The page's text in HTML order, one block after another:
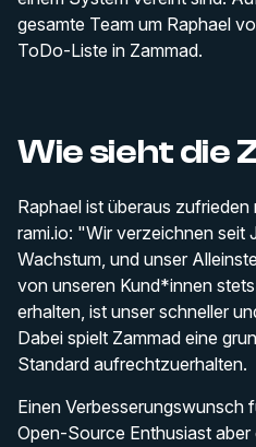
gesamte Team um Raphael
ToDo-Liste in Zammad.
Wie sieht die
Raphael ist überaus
rami.io: "Wir verzeichnen seit
Wachstum, und unser
von unseren Kund*innen
erhalten, ist unser schneller
Dabei spielt Zammad eine
Standard aufrechtzuerhalten.
Einen Verbesserungswunsch
Open-Source Enthusiast